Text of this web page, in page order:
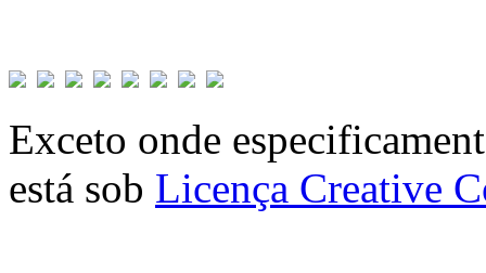
Exceto onde
está sob Licença Creative